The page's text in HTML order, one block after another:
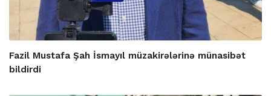
Fazil Mustafa Şah İsmayıl müzakirələrinə münasibət
bildirdi